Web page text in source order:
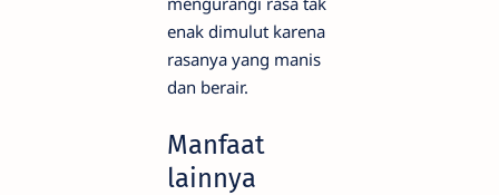
enak dimulut karena
rasanya yang manis
dan berair.
Manfaat
lainnya